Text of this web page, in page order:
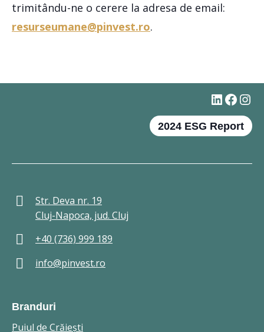
trimitându-ne o cerere la adresa de email:
resurseumane@pinvest.ro.
#
2024 ESG Report
Str. Deva nr. 19
Cluj-Napoca, jud. Cluj
+40 (736) 999 189
info@pinvest.ro
Branduri
Puiul de Crăieşti